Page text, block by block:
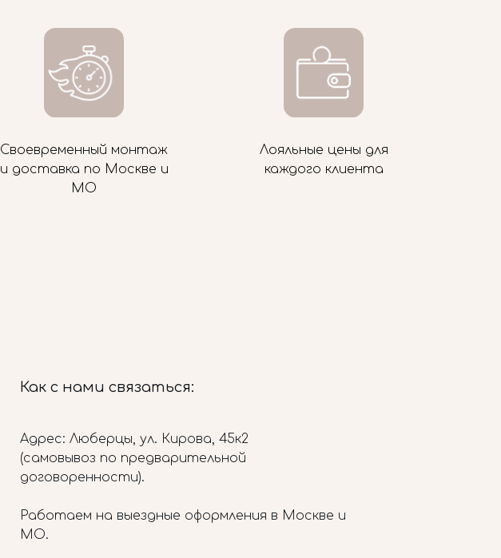
Своевременный монтаж
и доставка по Москве и
МО
Лояльные цены для
каждого клиента
Как с нами связаться:
Адрес: Люберцы, ул. Кирова, 45к2
(самовывоз по предварительной
договоренности).
Работаем на выездные оформления в Москве и
МО.